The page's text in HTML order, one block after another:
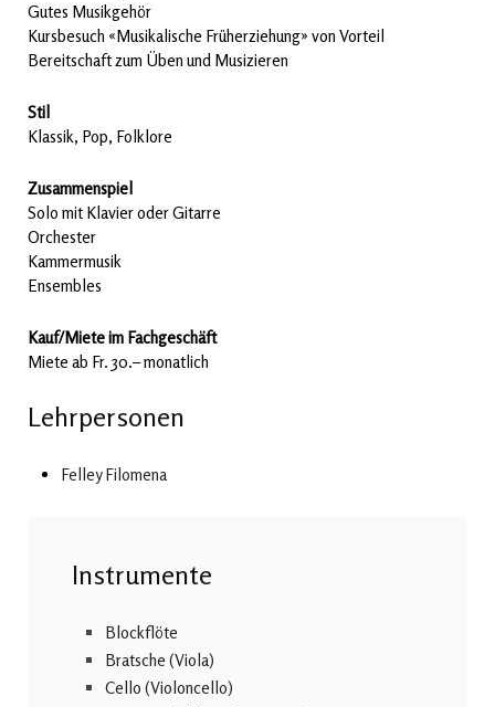
Gutes Musikgehör
Kursbesuch «Musikalische Früherziehung» von Vorteil
Bereitschaft zum Üben und Musizieren
Stil
Klassik, Pop, Folklore
Zusammenspiel
Solo mit Klavier oder Gitarre
Orchester
Kammermusik
Ensembles
Kauf/Miete im Fachgeschäft
Miete ab Fr. 30.– monatlich
Lehrpersonen
Felley Filomena
Instrumente
Blockflöte
Bratsche (Viola)
Cello (Violoncello)